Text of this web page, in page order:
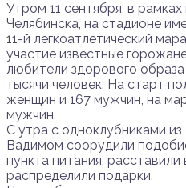
Утром 11 сентября, в
Челябинска, на стадионе
11-й легкоатлетический
участие известные
любители здорового
тысячи человек. На старт
женщин и 167 мужчин, на
мужчин.
С утра c одноклубниками
Вадимом соорудили
пункта питания,
распределили подарки.